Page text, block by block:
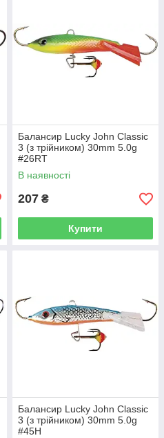
Балансир Lucky John Classic
3 (з трійником) 30mm 5.0g
#26RT
В наявності
207 ₴
Купити
Балансир Lucky John Classic
3 (з трійником) 30mm 5.0g
#45H